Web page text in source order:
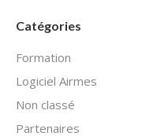
Catégories
Formation
Logiciel Airmes
Non classé
Partenaires